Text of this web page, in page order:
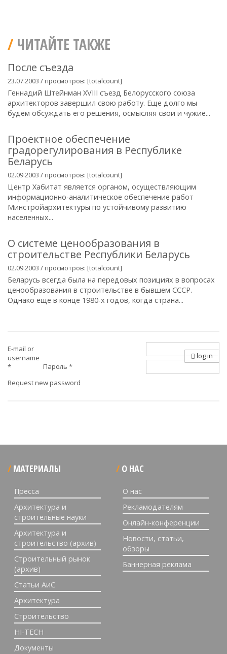
ЧИТАЙТЕ ТАКЖЕ
После съезда
23.07.2003 / просмотров: [totalcount]
Геннадий Штейнман XVIII съезд Белорусского союза
архитекторов завершил свою работу. Еще долго мы
будем обсуждать его решения, осмысляя свои и чужие...
Проектное обеспечение
градорегулирования в Республике
Беларусь
02.09.2003 / просмотров: [totalcount]
Центр Хабитат является органом, осуществляющим
информационно-аналитическое обеспечение работ
Минстройархитектуры по устойчивому развитию
населенных...
О системе ценообразования в
строительстве Республики Беларусь
02.09.2003 / просмотров: [totalcount]
Беларусь всегда была на передовых позициях в вопросах
ценообразования в строительстве в бывшем СССР.
Однако еще в конце 1980-х годов, когда страна...
E-mail or
username
*
Пароль *
Request new password
log in
МАТЕРИАЛЫ
Пресса
Архитектура и
строительные науки
Архитектура и
строительство (архив)
Строительный рынок
(архив)
Статьи АиС
Архитектура
Строительство
HI-TECH
Документы
О НАС
О нас
Рекламодателям
Онлайн-конференции
Новости, статьи,
обзоры
Баннерная реклама